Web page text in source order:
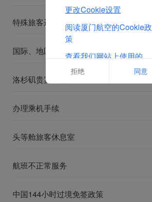
特殊旅客运输
国际、地区航班联程中转服务产品
洛杉矶贵宾休息室年龄限制提示
办理乘机手续
头等舱旅客休息室
航班不正常服务
中国144小时过境免签政策
更改Cookie设置
阅读厦门航空的Cookie政
策
查看我们网站上使用的
Cookie的完整列表
拒绝 同意